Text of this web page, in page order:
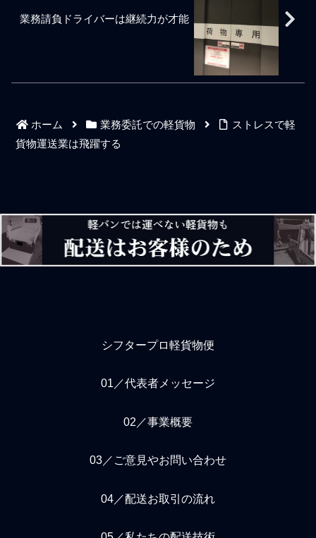
いので深い関心はないが簡
名。個人事業主や大人とし
も当たり前のことで自分は
ンコツの軽貨物ドライバー
だと言っているようなも
の。腐るほどいる軽貨物ド
を愚痴るポンコツ人間が横
並びの仕事社会で優先され
ることもない。寧ろ社会人
として馬鹿にされるだけで
然ながらクロックスなどの
サンダルは論外ですし、ジ
ャージや半ズボンも論外で
すし、Tシャツも不可と考え
るべきでしょう。倉庫や荷
主の配送現場にルールがあ
とも軽配送は人と接する集
意識のあるドライバーと大
雑把なドライバーの差は歴
然です。仕事ができるとか
できないではなく、働く姿
業務請負ドライバーは継続力が才能
ホーム 業務委託での軽貨物
ストレスで軽
貨物運送業は飛躍する
シフタープロ軽貨物便
01／代表者メッセージ
02／事業概要
03／ご意見やお問い合わせ
04／配送お取引の流れ